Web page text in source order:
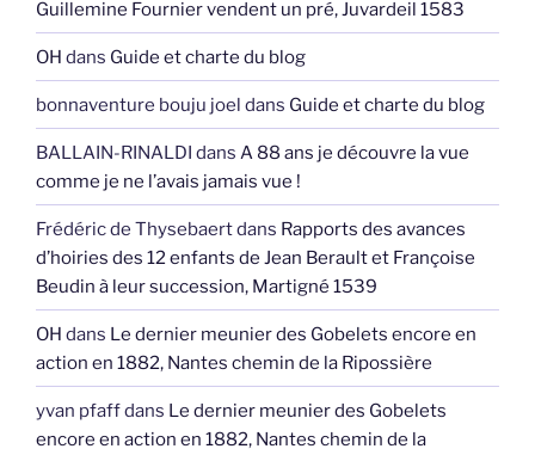
Guillemine Fournier vendent un pré, Juvardeil 1583
OH dans Guide et charte du blog
bonnaventure bouju joel dans Guide et charte du blog
BALLAIN-RINALDI dans A 88 ans je découvre la vue
comme je ne l’avais jamais vue !
Frédéric de Thysebaertdans Rapports des avances
d’hoiries des 12 enfants de Jean Berault et Françoise
Beudin à leur succession, Martigné 1539
OH dans Le dernier meunier des Gobelets encore en
action en 1882, Nantes chemin de la Ripossière
yvan pfaffdans Le dernier meunier des Gobelets
encore en action en 1882, Nantes chemin de la